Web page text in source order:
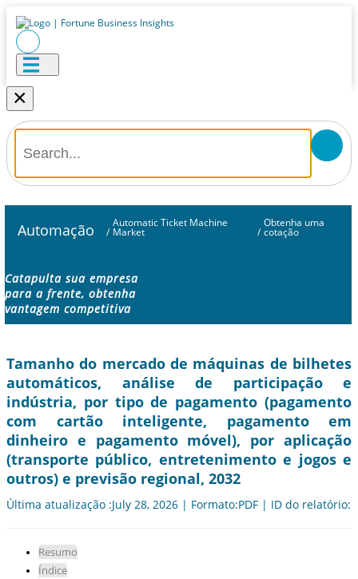
×
Automação /
Automatic Ticket Machine
Market /
Obtenha uma
cotação
Catapulta sua empresa
para a frente, obtenha
vantagem competitiva
Tamanho do mercado de máquinas de bilhetes
automáticos, análise de participação e
indústria, por tipo de pagamento (pagamento
com cartão inteligente, pagamento em
dinheiro e pagamento móvel), por aplicação
(transporte público, entretenimento e jogos e
outros) e previsão regional, 2032
Última atualização :July 28, 2026 | Formato:PDF | ID do relatório:
Resumo
Índice